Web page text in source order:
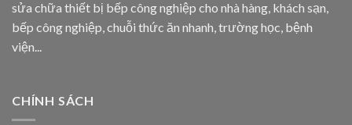
sửa chữa thiết bị bếp công nghiệp cho nhà hàng, khách sạn,
bếp công nghiệp, chuỗi thức ăn nhanh, trường học, bệnh
viện...
CHÍNH SÁCH